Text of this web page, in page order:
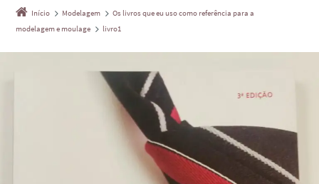
Início Modelagem
Os livros que eu uso como referência para a
modelagem e moulage
livro1